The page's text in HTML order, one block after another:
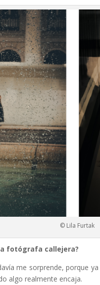
© Lila Furtak
fotógrafa callejera?
me sorprende, porque
algo realmente encaja.